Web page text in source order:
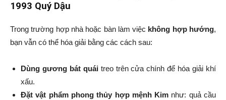
1993 Quý Dậu
Trong trường hợp nhà hoặc bàn làm việc không hợp hướng,
bạn vẫn có thể hóa giải bằng các cách sau:
Dùng gương bát quáitreo trên cửa chính để hóa giải khí
xấu.
Đặt vật phẩm phong thủy hợp mệnh Kim như: quả cầu